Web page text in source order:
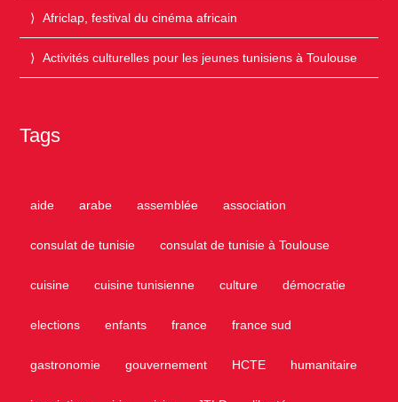
Africlap, festival du cinéma africain
Activités culturelles pour les jeunes tunisiens à Toulouse
Tags
aide arabe assemblée association
consulat de tunisie consulat de tunisie à Toulouse
cuisine cuisine tunisienne culture démocratie
elections enfants france france sud
gastronomie gouvernement HCTE humanitaire